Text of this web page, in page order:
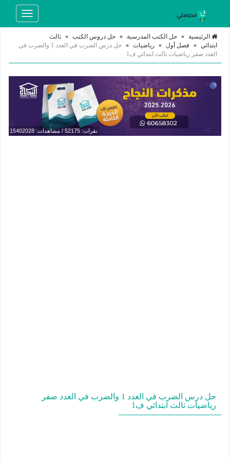
Toggle
الرئيسية » حل الكتب المدرسية » حل دروس الكتب » ثالث
ابتدائي » فصل أول » رياضيات »
حل درس الضرب في العدد 1 والضرب في
العدد صفر رياضيات ثالث ابتدائي ف1
نقرات: 52175 / مشاهدات: 15402028
حل درس الضرب في العدد 1 والضرب في العدد صفر
رياضيات ثالث ابتدائي ف1